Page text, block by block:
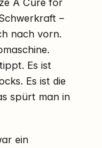
–
nach vorn.
Es ist
Es ist die
spürt man in
ein